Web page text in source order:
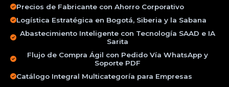
Precios de Fabricante con Ahorro Corporativo
Logística Estratégica en Bogotá, Siberia y la Sabana
Abastecimiento Inteligente con Tecnología SAAD e IA
Sarita
Flujo de Compra Ágil con Pedido Vía WhatsApp y
Soporte PDF
Catálogo Integral Multicategoría para Empresas